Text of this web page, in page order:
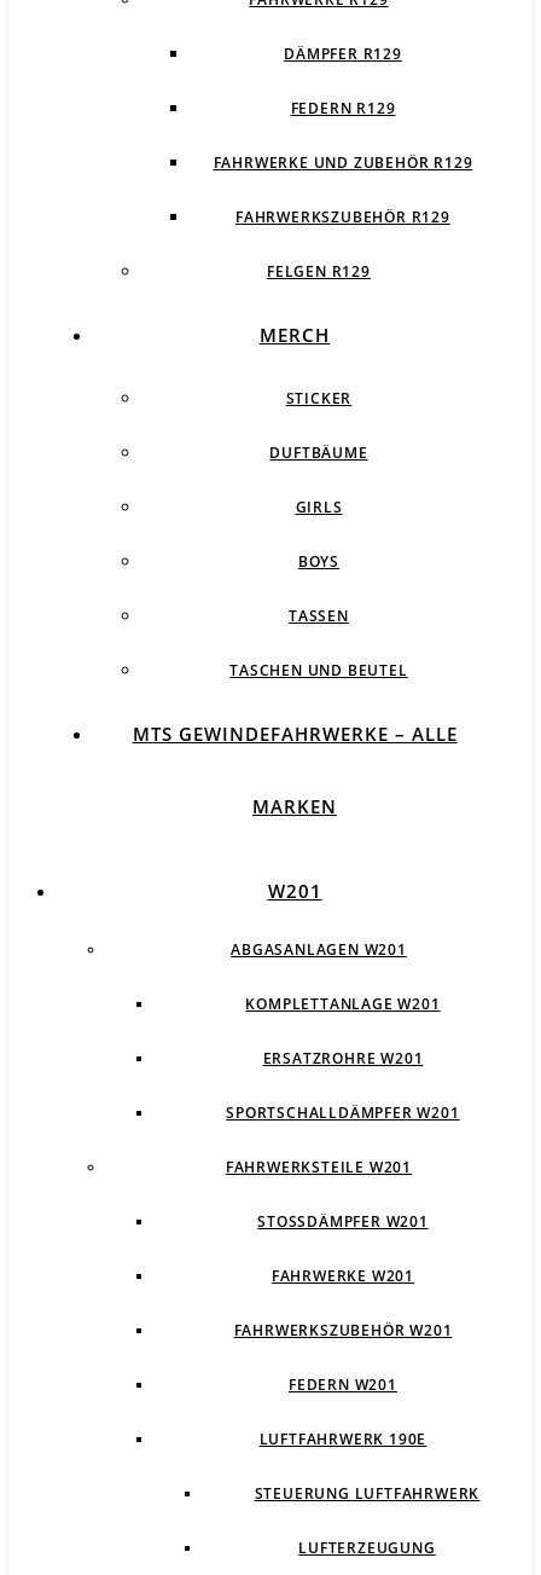
DÄMPFER R129
FEDERN R129
FAHRWERKE UND ZUBEHÖR R129
FAHRWERKSZUBEHÖR R129
FELGEN R129
MERCH
STICKER
DUFTBÄUME
GIRLS
BOYS
TASSEN
TASCHEN UND BEUTEL
MTS GEWINDEFAHRWERKE – ALLE
MARKEN
W201
ABGASANLAGEN W201
KOMPLETTANLAGE W201
ERSATZROHRE W201
SPORTSCHALLDÄMPFER W201
FAHRWERKSTEILE W201
STOSSDÄMPFER W201
FAHRWERKE W201
FAHRWERKSZUBEHÖR W201
FEDERN W201
LUFTFAHRWERK 190E
STEUERUNG LUFTFAHRWERK
LUFTERZEUGUNG